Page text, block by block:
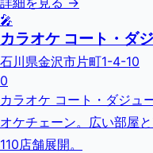
🎤
カラオケ コート・ダ
石川県金沢市片町1-4-10
0
カラオケ コート・ダジュ
オケチェーン。広い部屋
110店舗展開。